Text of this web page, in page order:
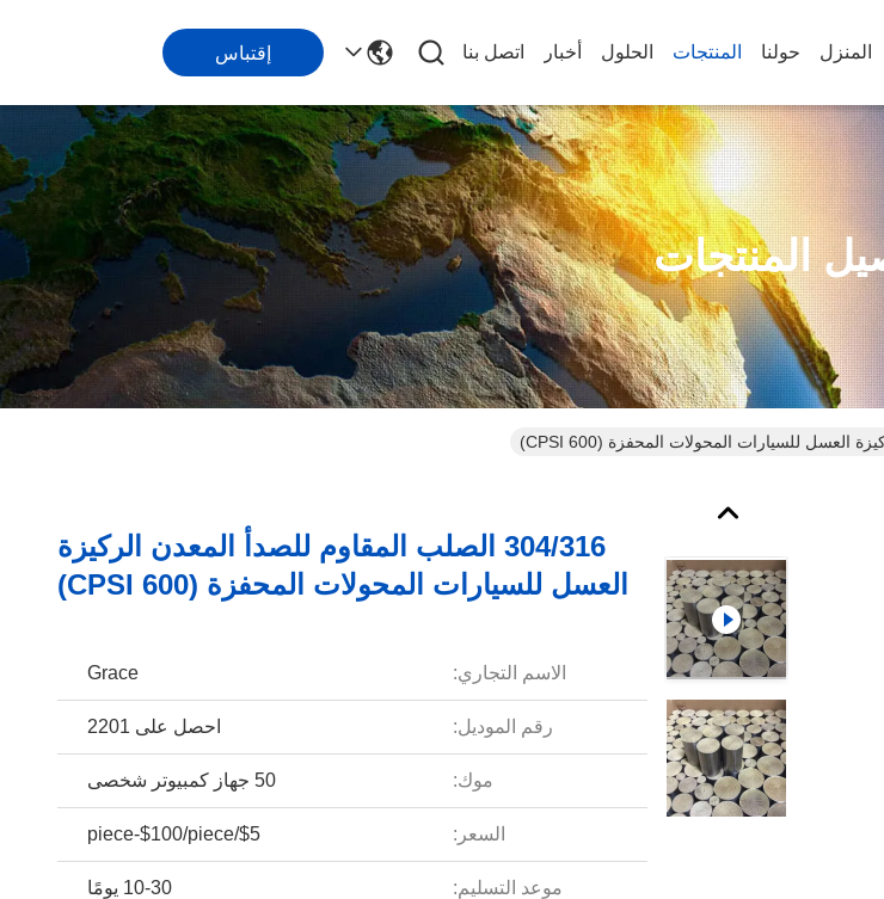
المنزل حولنا المنتجات الحلول أخبار اتصل بنا إقتباس
المنتجات
304/316 الصلب المقاوم للصدأ المعدن الركيزة
العسل للسيارات المحولات المحفزة (600 CPSI)
الاسم التجاري: Grace
رقم الموديل: احصل على 2201
موك: 50 جهاز كمبيوتر شخصى
السعر: $5/piece-$100/piece
موعد التسليم: 10-30 يومًا